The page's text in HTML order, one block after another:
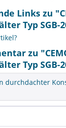
Links zu
Typ SGB-
zu
Typ SGB-
durchdachter